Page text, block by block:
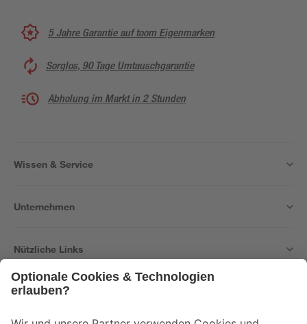
5 Jahre Garantie auf toom Eigenmarken
Sorglos, 90 Tage Umtauschgarantie
Abholung im Markt in 2 Stunden
Wissen & Service
Unternehmen
Nützliche Links